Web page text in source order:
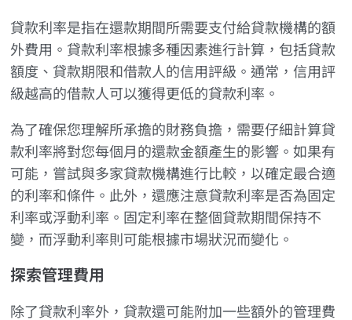
貸款利率是指在還款期間所需要支付給貸款機構的額
外費用。貸款利率根據多種因素進行計算，包括貸款
額度、貸款期限和借款人的信用評級。通常，信用評
級越高的借款人可以獲得更低的貸款利率。
為了確保您理解所承擔的財務負擔，需要仔細計算貸
款利率將對您每個月的還款金額產生的影響。如果有
可能，嘗試與多家貸款機構進行比較，以確定最合適
的利率和條件。此外，還應注意貸款利率是否為固定
利率或浮動利率。固定利率在整個貸款期間保持不
變，而浮動利率則可能根據市場狀況而變化。
探索管理費用
除了貸款利率外，貸款還可能附加一些額外的管理費